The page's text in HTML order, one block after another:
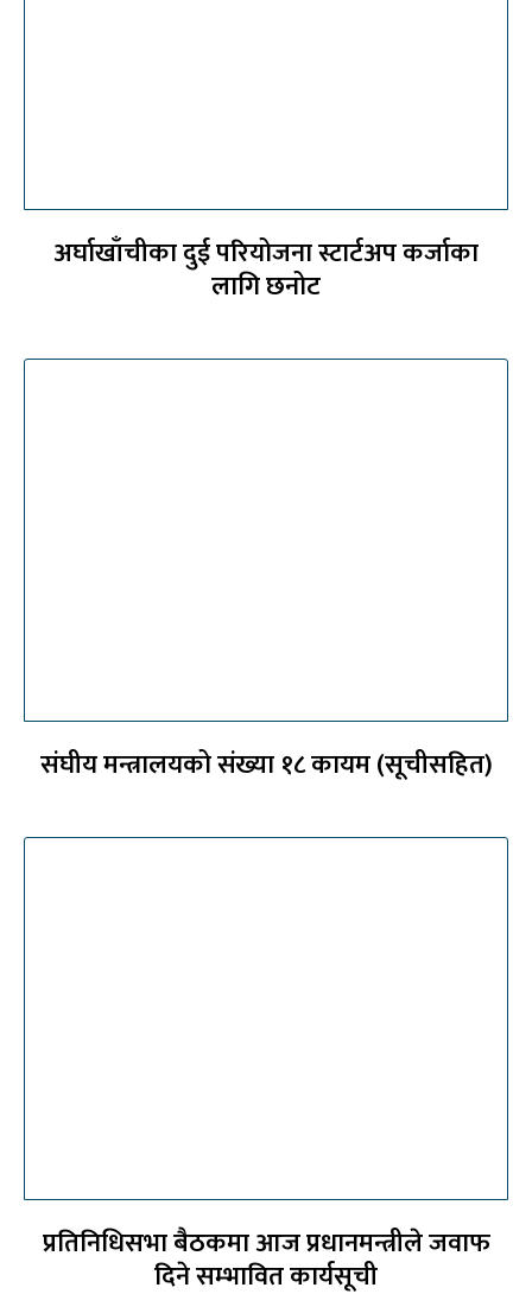
अर्घाखाँचीका दुई परियोजना स्टार्टअप कर्जाका
लागि छनोट
संघीय मन्त्रालयको संख्या १८ कायम (सूचीसहित)
प्रतिनिधिसभा बैठकमा आज प्रधानमन्त्रीले जवाफ
दिने सम्भावित कार्यसूची